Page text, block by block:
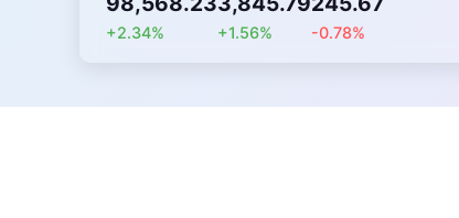
+2.34% +1.56% -0.78%